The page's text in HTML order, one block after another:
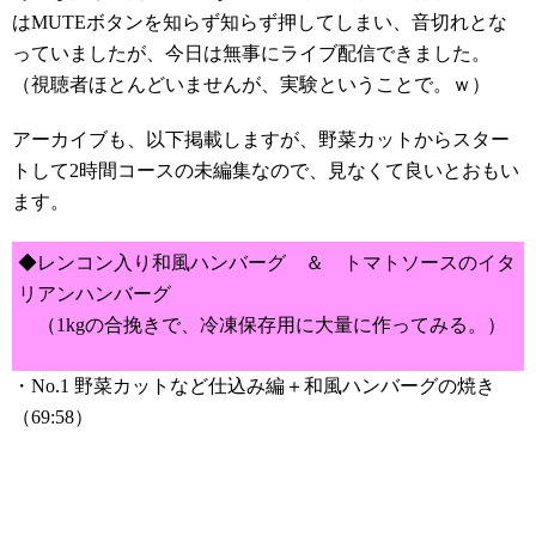
はMUTEボタンを知らず知らず押してしまい、音切れとな
っていましたが、今日は無事にライブ配信できました。
（視聴者ほとんどいませんが、実験ということで。ｗ）
アーカイブも、以下掲載しますが、野菜カットからスター
トして2時間コースの未編集なので、見なくて良いとおもい
ます。
◆レンコン入り和風ハンバーグ ＆ トマトソースのイタ
リアンハンバーグ
（1kgの合挽きで、冷凍保存用に大量に作ってみる。）
・No.1 野菜カットなど仕込み編＋和風ハンバーグの焼き
（69:58）